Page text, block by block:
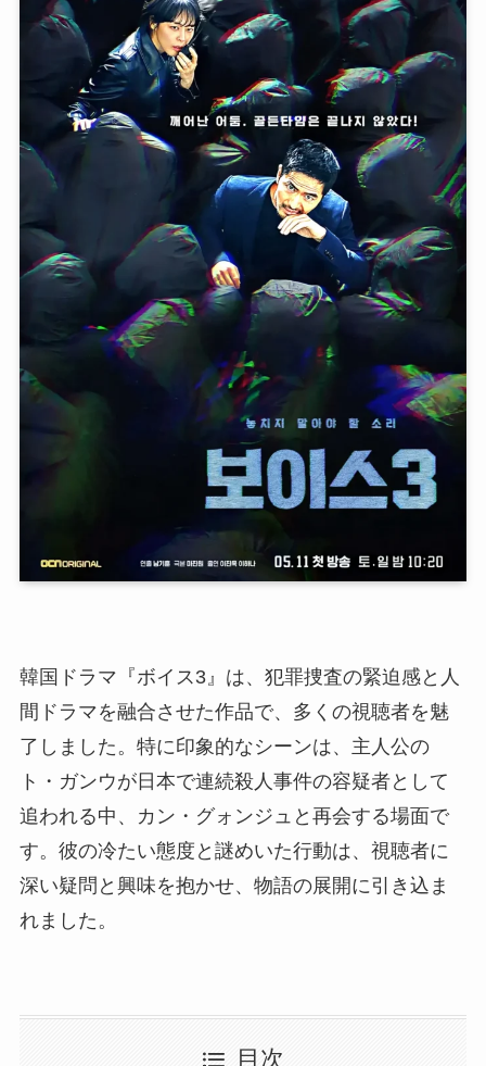
韓国ドラマ『ボイス3』は、犯罪捜査の緊迫感と人
間ドラマを融合させた作品で、多くの視聴者を魅
了しました。特に印象的なシーンは、主人公の
ト・ガンウが日本で連続殺人事件の容疑者として
追われる中、カン・グォンジュと再会する場面で
す。彼の冷たい態度と謎めいた行動は、視聴者に
深い疑問と興味を抱かせ、物語の展開に引き込ま
れました。
目次